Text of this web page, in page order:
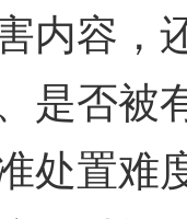
内容，
是否被
处置难